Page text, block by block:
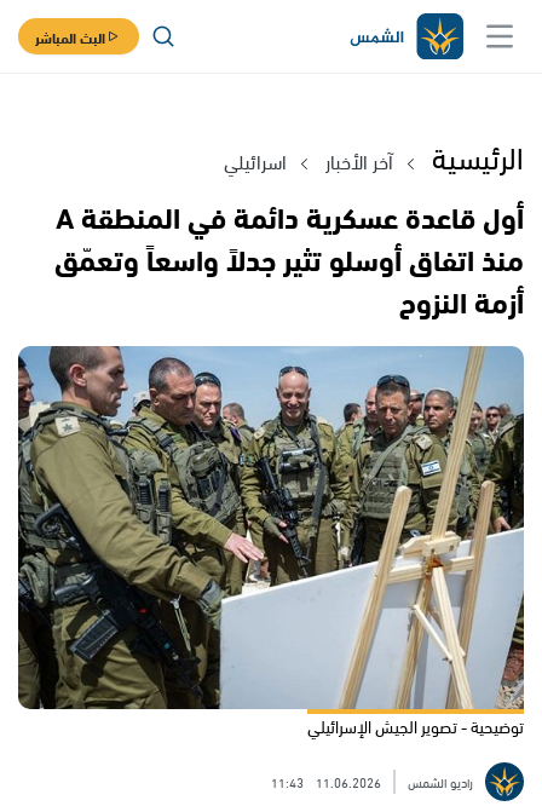
البث المباشر
الرئيسية آخر الأخبار اسرائيلي
أول قاعدة عسكرية دائمة في المنطقة A
منذ اتفاق أوسلو تثير جدلاً واسعاً وتعمّق
أزمة النزوح
توضيحية - تصوير الجيش الإسرائيلي
راديو الشمس 11.06.2026
11:43